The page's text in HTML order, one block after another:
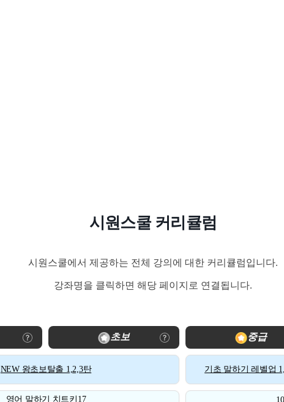
시원스쿨 커리큘럼
시원스쿨에서 제공하는 전체 강의에 대한 커리큘럼입니다.
강좌명을 클릭하면 해당 페이지로 연결됩니다.
초보 중급
NEW 왕초보탈출 1,2,3탄 기초 말하기 레벨업
영어 말하기 치트키17